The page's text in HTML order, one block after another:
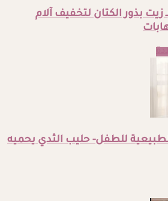
بذور الكتان لتخفيف آلام
للطفل- حليب الثدي يحميه